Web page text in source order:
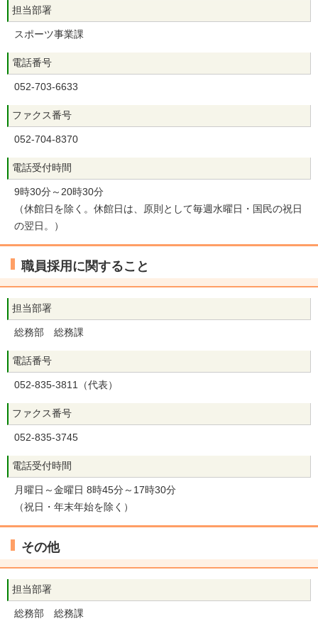
担当部署
スポーツ事業課
電話番号
052-703-6633
ファクス番号
052-704-8370
電話受付時間
9時30分～20時30分
（休館日を除く。休館日は、原則として毎週水曜日・国民の祝日
の翌日。）
職員採用に関すること
担当部署
総務部 総務課
電話番号
052-835-3811（代表）
ファクス番号
052-835-3745
電話受付時間
月曜日～金曜日 8時45分～17時30分
（祝日・年末年始を除く）
その他
担当部署
総務部 総務課